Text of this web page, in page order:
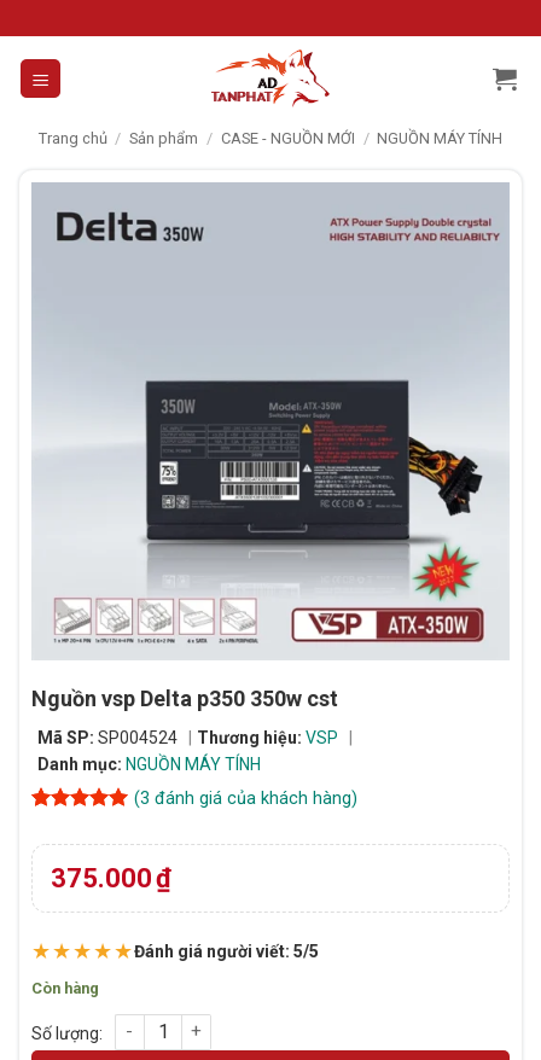
to
content
Trang chủ / Sản phẩm / CASE - NGUỒN MỚI / NGUỒN MÁY TÍNH
Nguồn vsp Delta p350 350w cst
Mã SP: SP004524 Thương hiệu: VSP
Danh mục: NGUỒN MÁY TÍNH
dựa trên
đánh giá
(3 đánh giá của khách hàng)
375.000₫
★★★★★Đánh giá người viết: 5/5
Còn hàng
Nguồn vsp Delta p350 350w cst số lượng